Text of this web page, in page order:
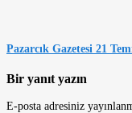
Pazarcık Gazetesi 21
Bir yanıt yazın
E-posta adresiniz